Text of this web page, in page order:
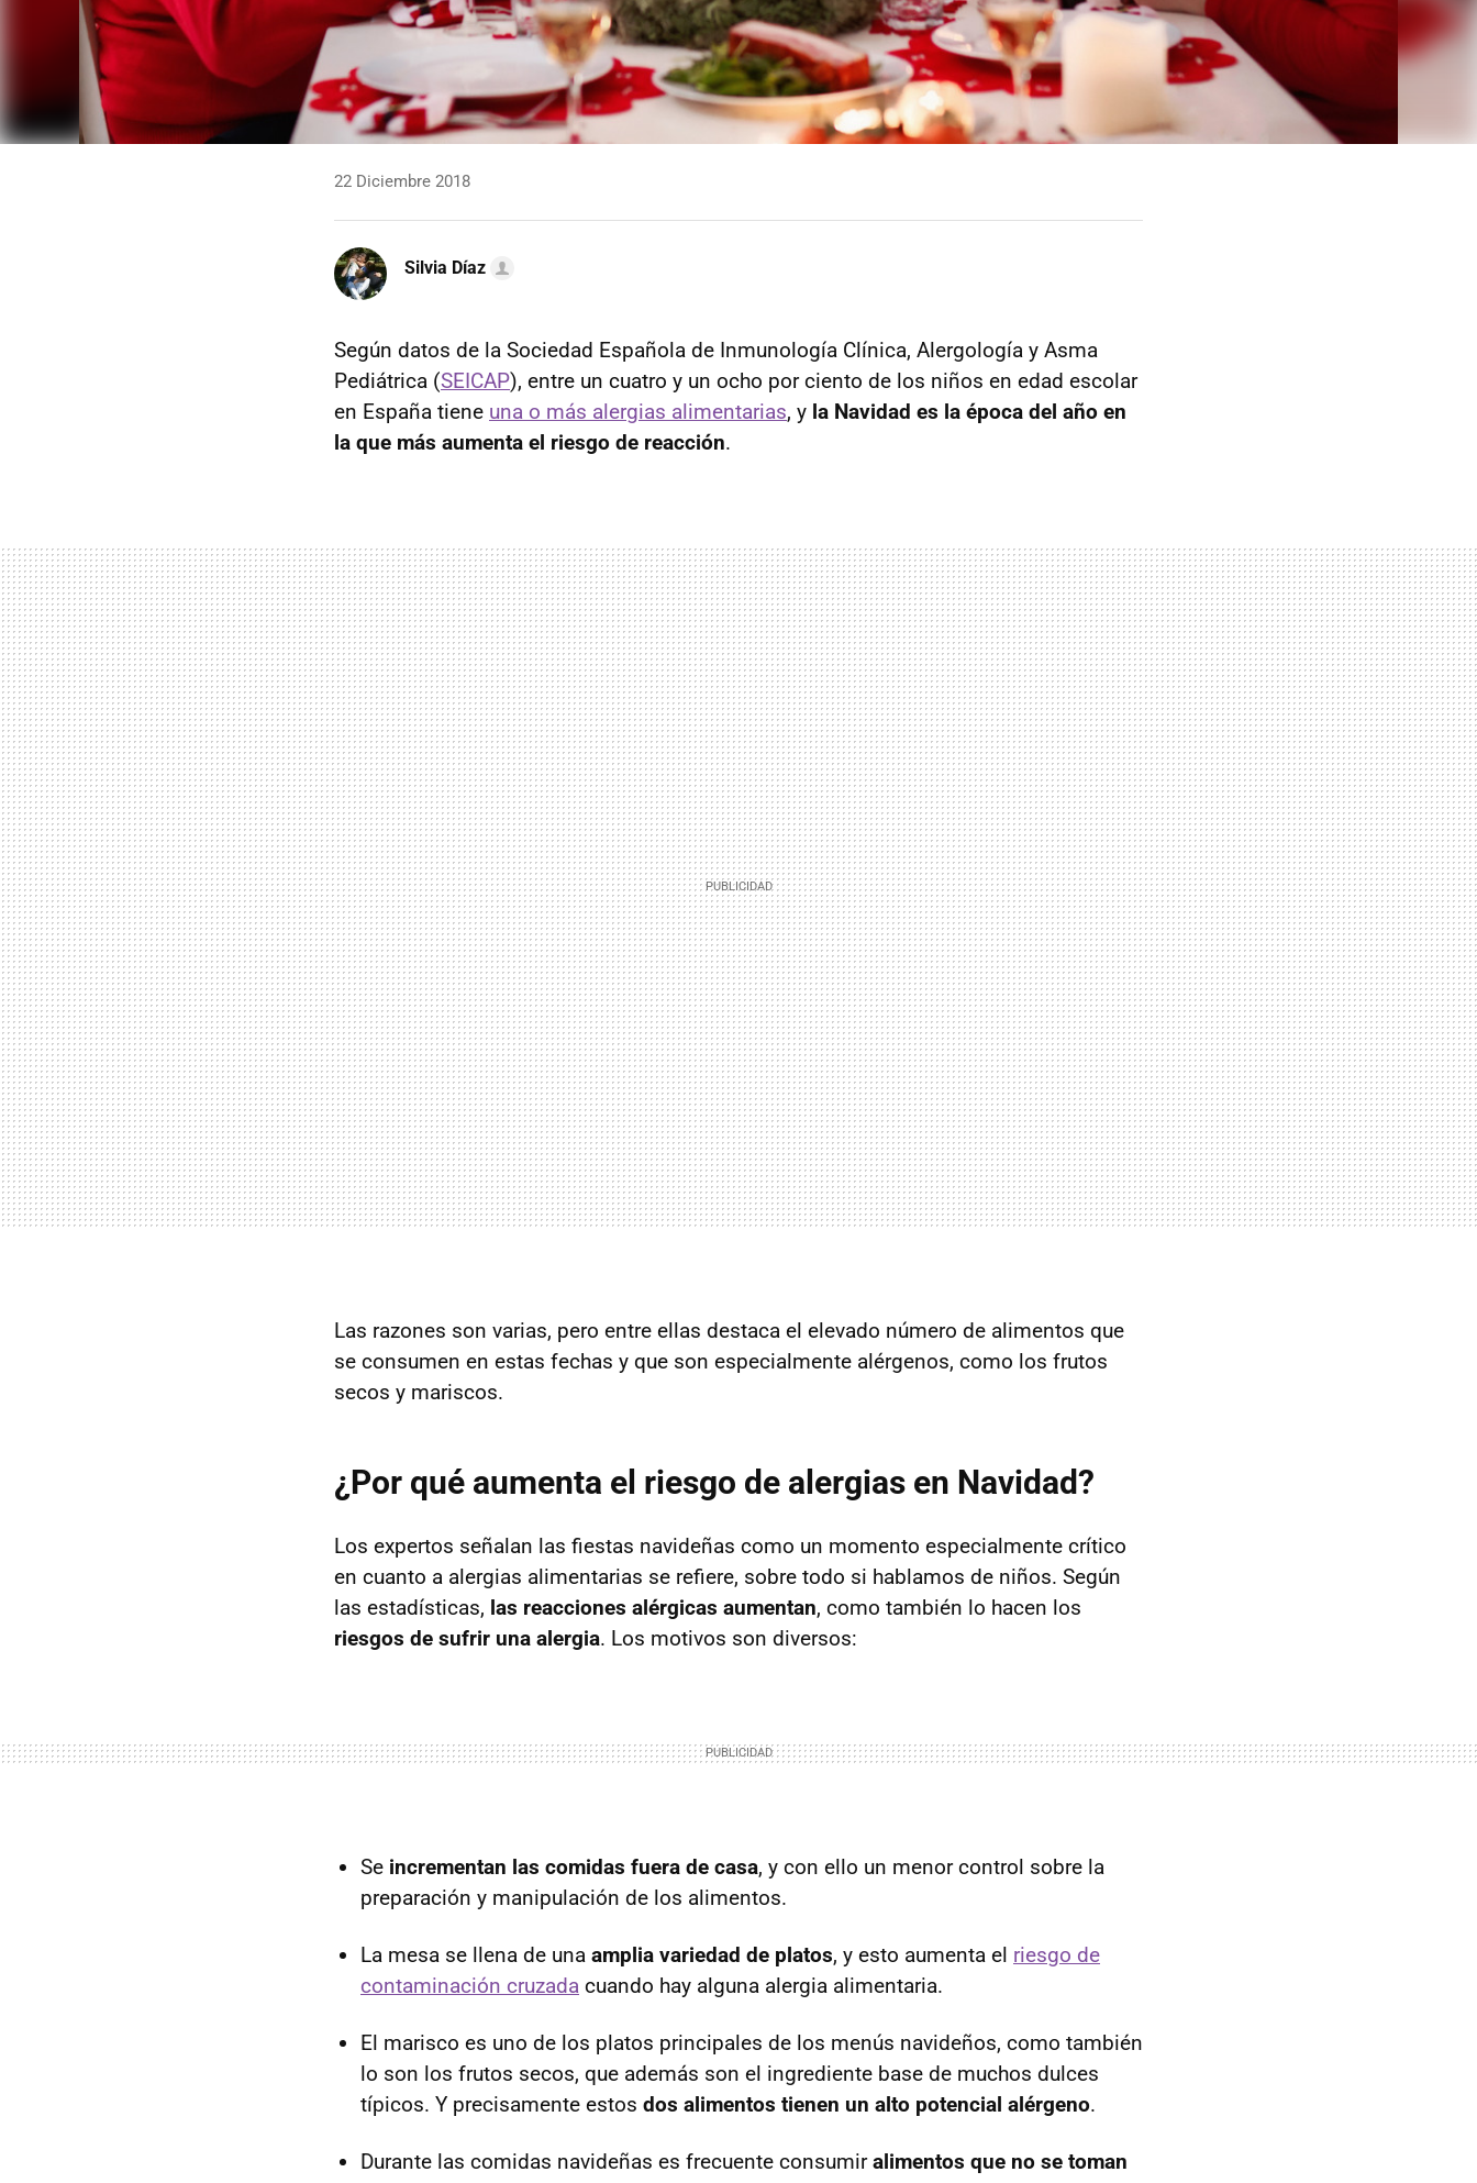
22 Diciembre 2018
Silvia Díaz
Según datos de la Sociedad Española de Inmunología Clínica, Alergología y Asma
Pediátrica (SEICAP), entre un cuatro y un ocho por ciento de los niños en edad escolar
en España tiene una o más alergias alimentarias, y la Navidad es la época del año en
la que más aumenta el riesgo de reacción.
Las razones son varias, pero entre ellas destaca el elevado número de alimentos que
se consumen en estas fechas y que son especialmente alérgenos, como los frutos
secos y mariscos.
¿Por qué aumenta el riesgo de alergias en Navidad?
Los expertos señalan las fiestas navideñas como un momento especialmente crítico
en cuanto a alergias alimentarias se refiere, sobre todo si hablamos de niños. Según
las estadísticas, las reacciones alérgicas aumentan, como también lo hacen los
riesgos de sufrir una alergia. Los motivos son diversos:
Se incrementan las comidas fuera de casa, y con ello un menor control sobre la
preparación y manipulación de los alimentos.
La mesa se llena de una amplia variedad de platos, y esto aumenta el riesgo de
contaminación cruzada cuando hay alguna alergia alimentaria.
El marisco es uno de los platos principales de los menús navideños, como también
lo son los frutos secos, que además son el ingrediente base de muchos dulces
típicos. Y precisamente estos dos alimentos tienen un alto potencial alérgeno.
Durante las comidas navideñas es frecuente consumiralimentos que no se toman